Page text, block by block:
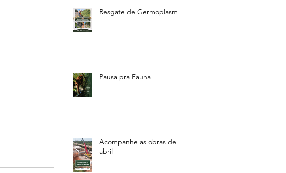
Resgate de Germoplasma
Pausa pra Fauna
Acompanhe as obras de
abril